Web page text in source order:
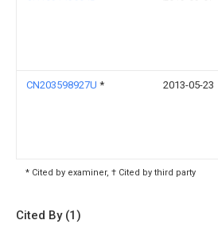
CN203598927U * 2013-05-23
* Cited by examiner, † Cited by third party
Cited By (1)